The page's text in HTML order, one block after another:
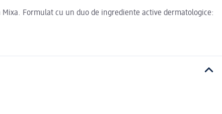
Formulat cu un duo de ingrediente active dermatologice: